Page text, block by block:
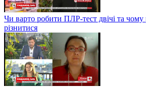
Чи варто робити ПЛР-тест двічі та чому
різнитися